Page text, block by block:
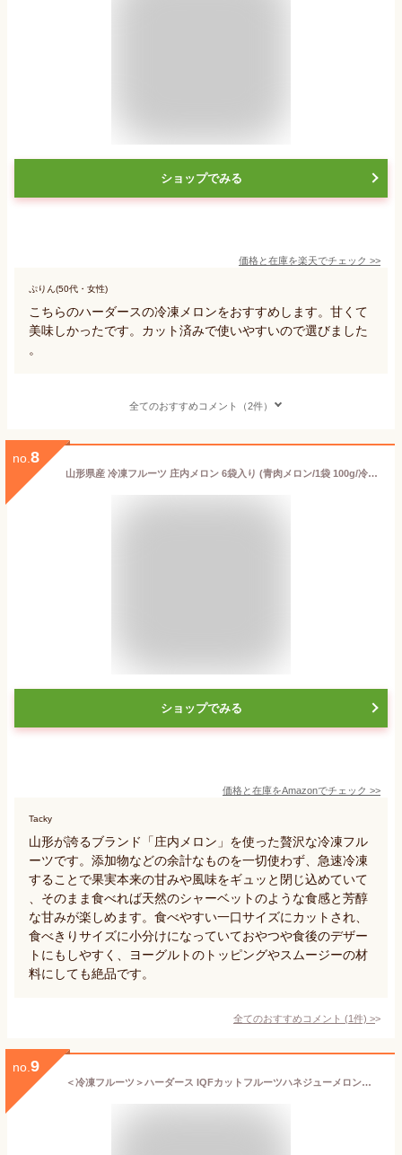
ショップでみる
価格と在庫を楽天でチェック >>
ぷりん(50代・女性)
こちらのハーダースの冷凍メロンをおすすめします。甘くて
美味しかったです。カット済みで使いやすいので選びました
。
全てのおすすめコメント（2件）
no. 8
山形県産 冷凍フルーツ 庄内メロン 6袋入り (青肉メロン/1袋 100g/冷凍品) 国産 個包装 フローズンフルーツ フルフル 無添加 無着色 果物 フルーツ お取り寄せ
ショップでみる
価格と在庫をAmazonでチェック >>
Tacky
山形が誇るブランド「庄内メロン」を使った贅沢な冷凍フル
ーツです。添加物などの余計なものを一切使わず、急速冷凍
することで果実本来の甘みや風味をギュッと閉じ込めていて
、そのまま食べれば天然のシャーベットのような食感と芳醇
な甘みが楽しめます。食べやすい一口サイズにカットされ、
食べきりサイズに小分けになっていておやつや食後のデザー
トにもしやすく、ヨーグルトのトッピングやスムージーの材
料にしても絶品です。
全てのおすすめコメント (1件) >
no. 9
＜冷凍フルーツ＞ハーダース IQFカットフルーツハネジューメロンダイス500g【お好きな組み合わせ】4袋以上でご注文ください本州は送料無料でこの価格！メロン めろん 緑色 冷凍 冷凍食品 フルーツ 果物 デザート フローズン 業務用